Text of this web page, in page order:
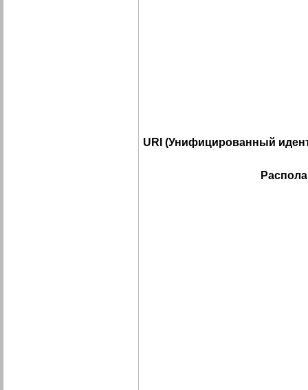
URI (Унифицированный